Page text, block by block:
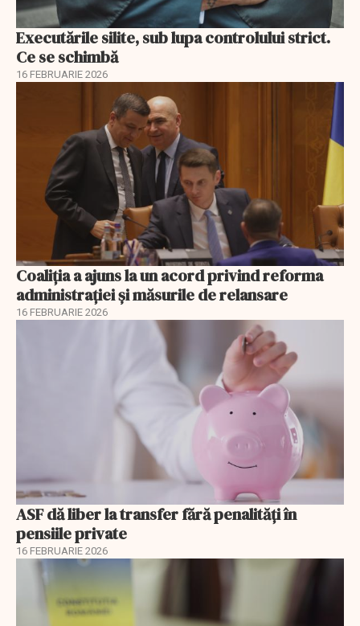
Executările silite, sub lupa controlului strict.
Ce se schimbă
16 FEBRUARIE 2026
Coaliția a ajuns la un acord privind reforma
administrației și măsurile de relansare
16 FEBRUARIE 2026
ASF dă liber la transfer fără penalități în
pensiile private
16 FEBRUARIE 2026